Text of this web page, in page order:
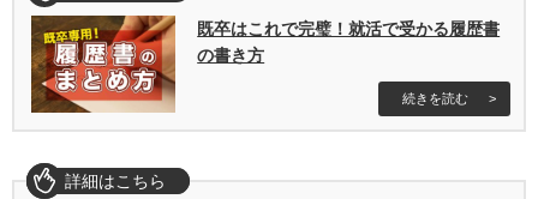
既卒はこれで完璧！就活で受かる履歴書
の書き方
続きを読む
詳細はこちら
詳細はこちら